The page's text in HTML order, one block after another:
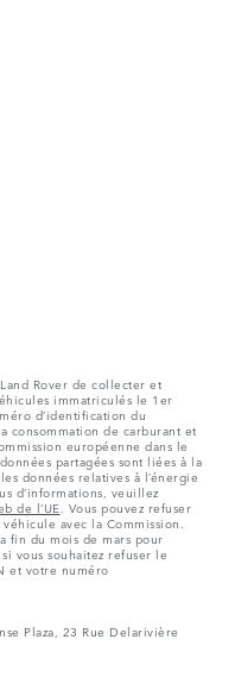
Rover de collecter et
immatriculés le 1er
d’identification du
consommation de carburant et
européenne dans le
partagées sont liées à la
données relatives à l’énergie
d’informations, veuillez
de l’UE . Vous pouvez refuser
avec la Commission.
fin du mois de mars pour
si vous souhaitez refuser le
et votre numéro
Plaza, 23 Rue Delarivière